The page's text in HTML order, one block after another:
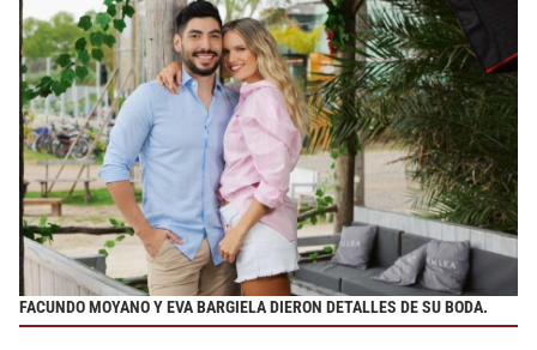
FACUNDO MOYANO Y EVA BARGIELA DIERON DETALLES DE SU BODA.